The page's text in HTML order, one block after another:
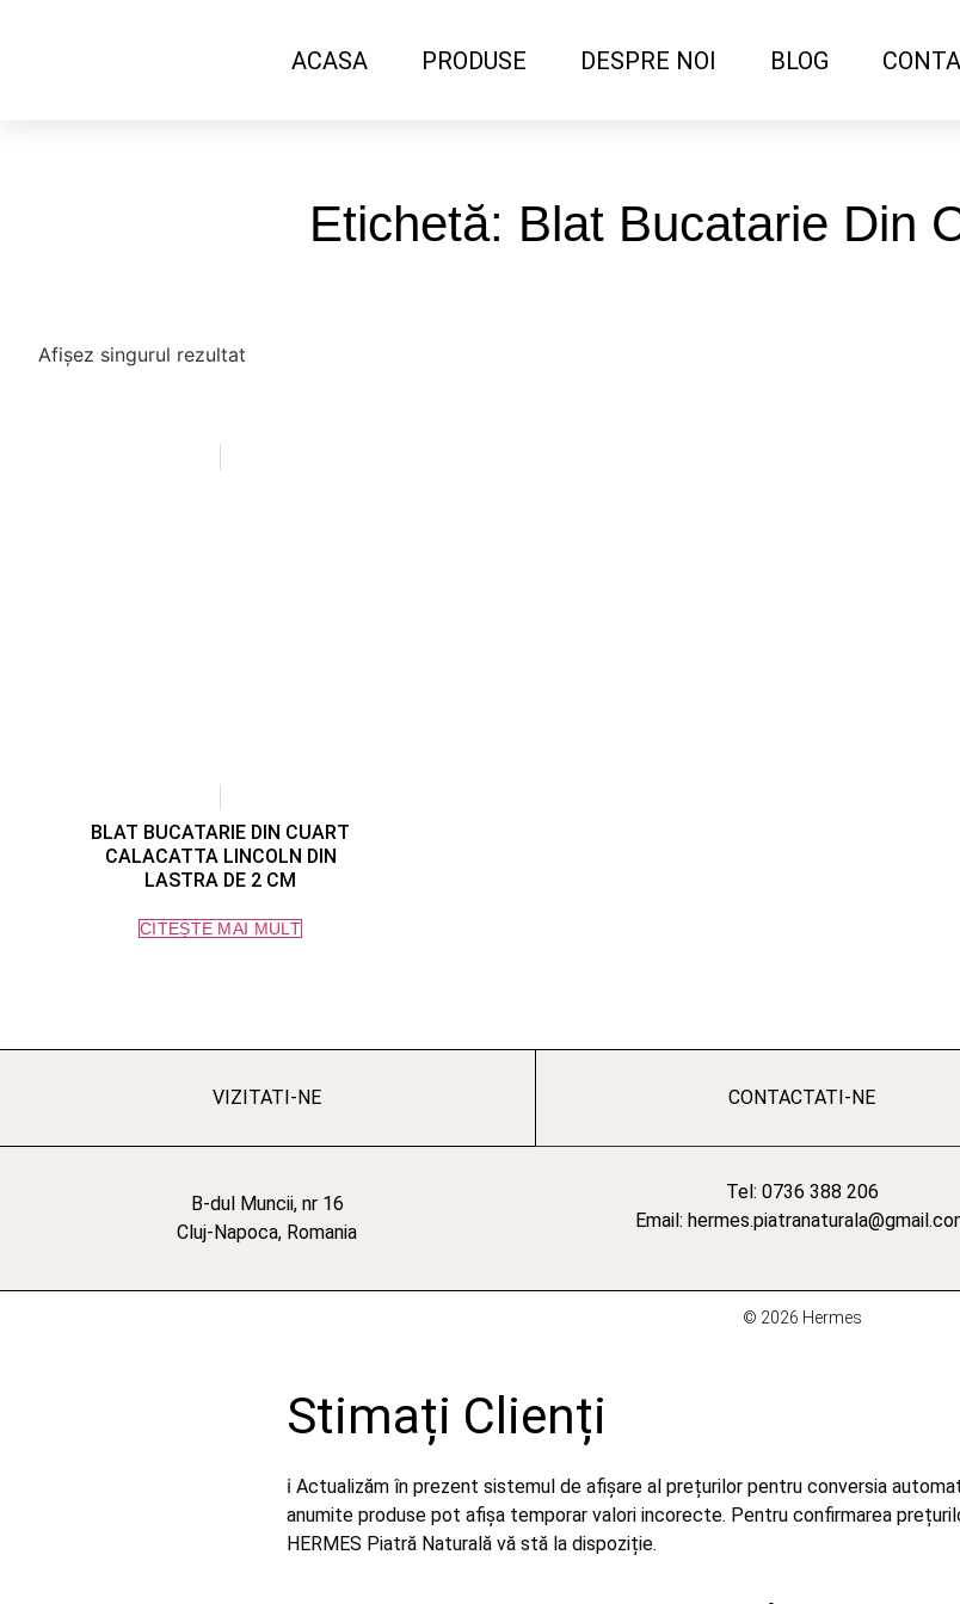
ACASA PRODUSE DESPRE NOI BLOG
Etichetă: Blat Bucatarie Din
Afișez singurul rezultat
BLAT BUCATARIE DIN CUART
CALACATTA LINCOLN DIN
LASTRA DE 2 CM
CITEȘTE MAI MULT
VIZITATI-NE
B-dul Muncii, nr 16
Cluj-Napoca, Romania
CONTACTATI-NE
Tel: 0736 388 206
Email:
© 2026 Hermes
Stimați Clienți
ℹ️ Actualizăm în prezent sistemul de afișare al prețurilor pentru conversia
anumite produse pot afișa temporar valori incorecte. Pentru confirmarea
HERMES Piatră Naturală vă stă la dispoziție.